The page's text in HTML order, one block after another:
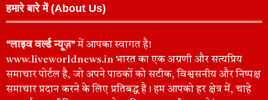
हमारे बारे में (About Us)
“लाइव वर्ल्ड न्यूज़”में आपका स्वागत है!
www.liveworldnews.in भारत का एक अग्रणी और सत्यप्रिय
समाचार पोर्टल है, जो अपने पाठकों को सटीक, विश्वसनीय और निष्पक्ष
समाचार प्रदान करने के लिए प्रतिबद्ध है। हम आपको हर क्षेत्र में, चाहे